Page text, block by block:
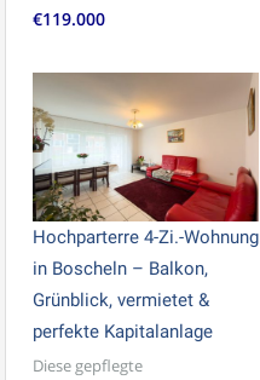
€119.000
Hochparterre 4-Zi.-Wohnung
in Boscheln – Balkon,
Grünblick, vermietet &
perfekte Kapitalanlage
Diese gepflegte